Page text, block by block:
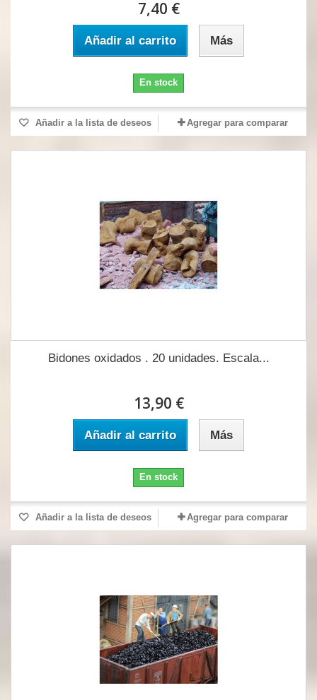
7,40 €
Añadir al carrito Más
En stock
Añadir a la lista de deseos Agregar para comparar
Bidones oxidados . 20 unidades. Escala...
13,90 €
Añadir al carrito Más
En stock
Añadir a la lista de deseos Agregar para comparar